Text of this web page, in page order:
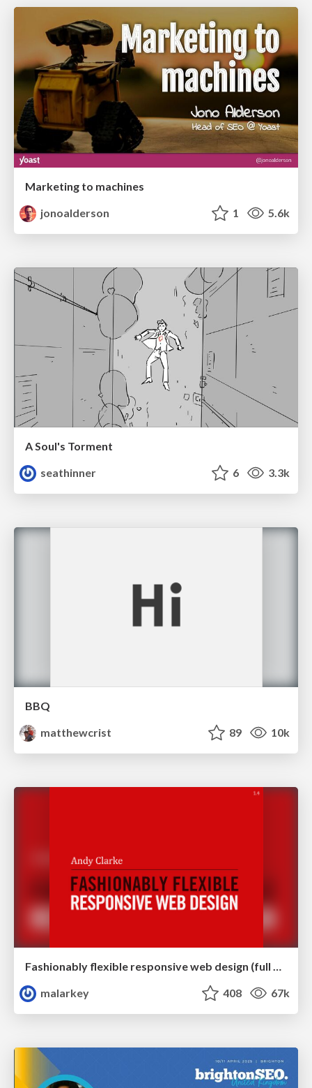
Marketing to machines
jonoalderson
1 5.6k
A Soul's Torment
seathinner
6 3.3k
BBQ
matthewcrist
89 10k
Fashionably flexible responsive web design (full day workshop)
malarkey
408 67k